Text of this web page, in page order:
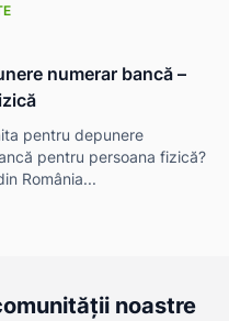
numerar bancă –
pentru depunere
pentru persoana fizică?
România...
noastre